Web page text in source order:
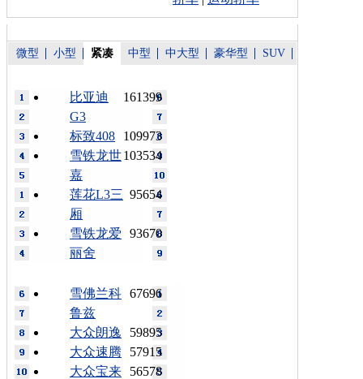
微型 小型 紧凑 中型 中大型 豪华型 SUV
161399
比亚迪
G3
109973
标致408
103534
雪铁龙世
嘉
95654
莲花L3三
厢
93670
雪铁龙爱
丽舍
67696
雪佛兰科
鲁兹
59895
大众朗逸
57915
大众速腾
56578
大众宝来